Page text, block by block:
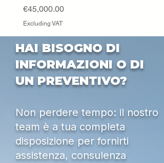
Price
€45,000.00
Excluding VAT
HAI BISOGNO DI
INFORMAZIONI O DI
UN PREVENTIVO?
Non perdere tempo: il nostro
team è a tua completa
disposizione per fornirti
assistenza, consulenza